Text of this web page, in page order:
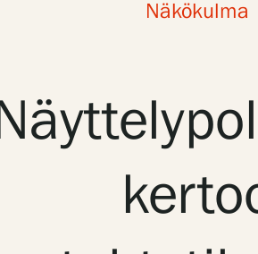
Tapahtumat
Näkökulma